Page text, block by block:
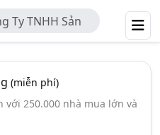
Ty TNHH Sản
Vụ Thu Toàn
(miễn phí)
với 250.000 nhà mua lớn và